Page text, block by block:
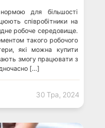
для більшості
співробітники на
робоче середовище.
такого робочого
які можна купити
змогу працювати з
[…]
30 Тра, 2024